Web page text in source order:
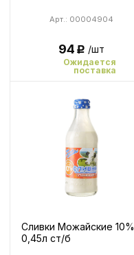
Арт.: 00004904
94Р /шт
Ожидается
поставка
Сливки Можайские 10%
0,45л ст/б